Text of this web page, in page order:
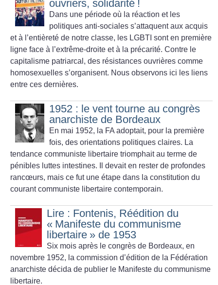
ouvriers, solidarité !
Dans une période où la réaction et les
politiques anti-sociales s’attaquent aux acquis
et à l’entièreté de notre classe, les LGBTI sont en première
ligne face à l’extrême-droite et à la précarité. Contre le
capitalisme patriarcal, des résistances ouvrières comme
homosexuelles s’organisent. Nous observons ici les liens
entre ces dernières.
1952 : le vent tourne au congrès
anarchiste de Bordeaux
En mai 1952, la FA adoptait, pour la première
fois, des orientations politiques claires. La
tendance communiste libertaire ­triomphait au terme de
pénibles luttes intestines. Il devait en rester de profondes
rancœurs, mais ce fut une étape dans la constitution du
courant communiste libertaire contemporain.
Lire : Fontenis, Réédition du
« Manifeste du communisme
libertaire » de 1953
Six mois après le congrès de Bordeaux, en
novembre 1952, la commission d’édition de la Fédération
anarchiste décida de publier le Manifeste du communisme
libertaire.